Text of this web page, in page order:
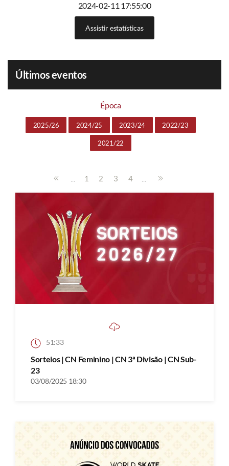
2024-02-11 17:55:00
Assistir estatísticas
Últimos eventos
Época
2025/26 2024/25 2023/24 2022/23
2021/22
... 1 2 3 4 ...
51:33
Sorteios | CN Feminino | CN 3ª Divisão | CN Sub-
23
03/08/2025 18:30